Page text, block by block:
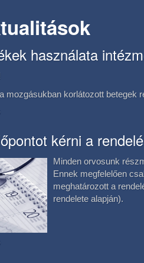
használata
mozgásukban korlátozott betegek
kérni a
Minden orvosunk
Ennek megfelelően
meghatározott a
rendelete alapján).